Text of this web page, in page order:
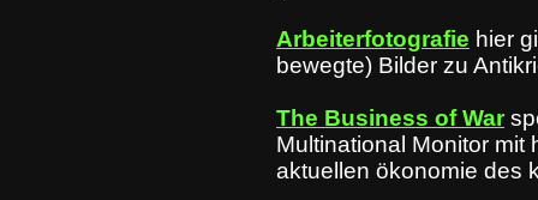
Arbeiterfotografie hier
bewegte) Bilder zu
The Business of War
Multinational Monitor mit
aktuellen ökonomie des